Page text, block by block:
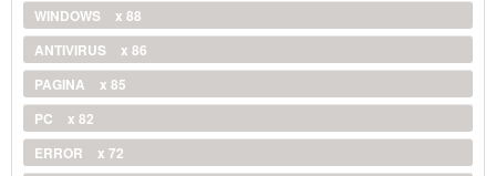
WINDOWS
x 88
ANTIVIRUS
x 86
PAGINA
x 85
PC
x 82
ERROR
x 72